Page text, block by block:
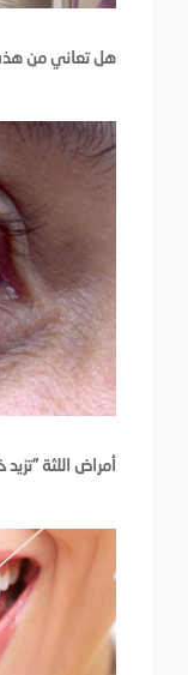
هل تعاني من هذه
أمراض اللثة